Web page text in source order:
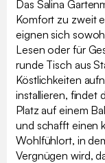
Das Salina
Komfort zu zweit
eignen sich
Lesen oder für
runde Tisch aus
Köstlichkeiten
installieren, findet
Platz auf einem
und schafft einen
Wohlfühlort, in
Vergnügen wird,